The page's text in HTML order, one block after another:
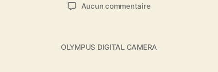
Aucun commentairesur
OLYMPUS DIGITAL CAMERA